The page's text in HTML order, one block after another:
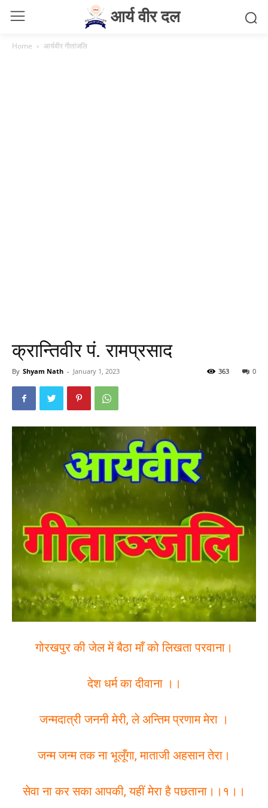
आर्य वीर दल
Home आर्यवीर गीतांजलि
क्रान्तिवीर पं. रामप्रसाद
By Shyam Nath - January 1, 2023 0
363
गोरखपुर की जेल में बैठा माँ को लिखता परवाना।
देश धर्म का दीवाना ।।
जन्मदात्री जननी मेरी, ले अन्तिम प्रणाम मेरा ।
जन्म जन्म तक ना भूलूँगा, माताजी अहसान तेरा।
सेवा ना कर सका आपकी, यहीं मेरा है पछताना।।१।।